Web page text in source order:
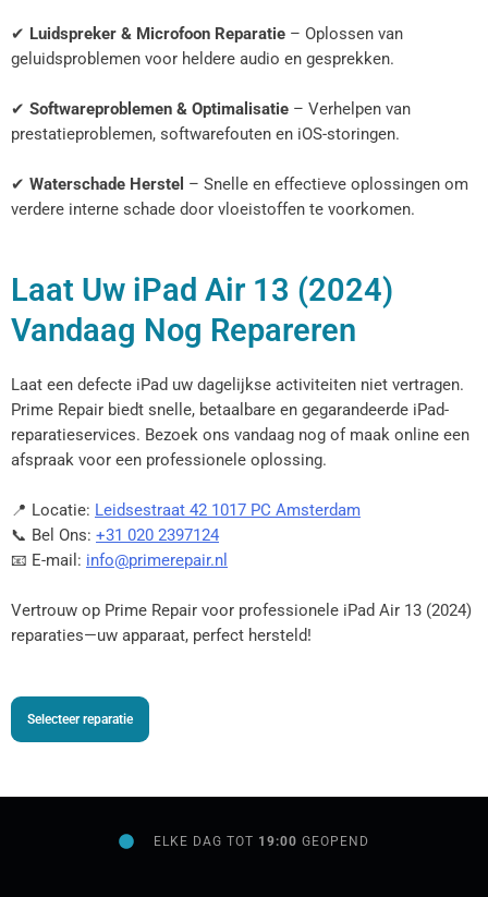
✔ Luidspreker & Microfoon Reparatie – Oplossen van
geluidsproblemen voor heldere audio en gesprekken.
✔ Softwareproblemen & Optimalisatie – Verhelpen van
prestatieproblemen, softwarefouten en iOS-storingen.
✔ Waterschade Herstel – Snelle en effectieve oplossingen om
verdere interne schade door vloeistoffen te voorkomen.
Laat Uw iPad Air 13 (2024)
Vandaag Nog Repareren
Laat een defecte iPad uw dagelijkse activiteiten niet vertragen.
Prime Repair biedt snelle, betaalbare en gegarandeerde iPad-
reparatieservices. Bezoek ons vandaag nog of maak online een
afspraak voor een professionele oplossing.
📍 Locatie: Leidsestraat 42 1017 PC Amsterdam
📞 Bel Ons: +31 020 2397124
📧 E-mail: info@primerepair.nl
Vertrouw op Prime Repair voor professionele iPad Air 13 (2024)
reparaties—uw apparaat, perfect hersteld!
Selecteer reparatie
ELKE DAG TOT 19:00GEOPEND